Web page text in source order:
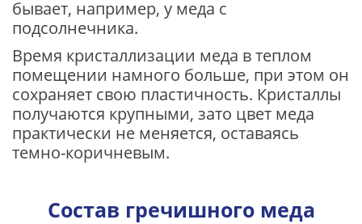
бывает, например, у меда с
подсолнечника.
Время кристаллизации меда в теплом
помещении намного больше, при этом он
сохраняет свою пластичность. Кристаллы
получаются крупными, зато цвет меда
практически не меняется, оставаясь
темно-коричневым.
Состав гречишного меда